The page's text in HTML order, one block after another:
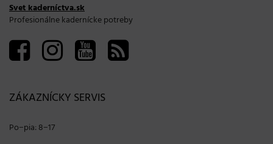
Svet kaderníctva.sk
Profesionálne kadernícke potreby
ZÁKAZNÍCKY SERVIS
Po−pia: 8−17